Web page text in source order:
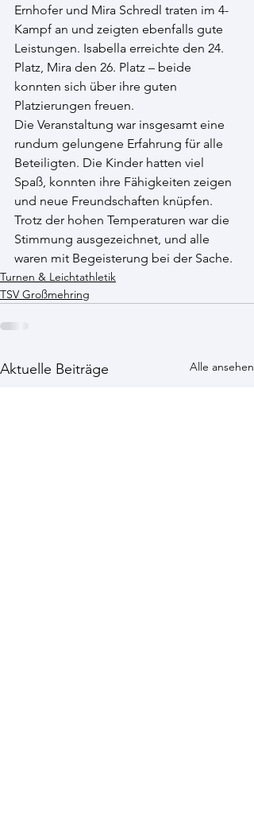
Ernhofer und Mira Schredl traten im 4-
Kampf an und zeigten ebenfalls gute
Leistungen. Isabella erreichte den 24.
Platz, Mira den 26. Platz – beide
konnten sich über ihre guten
Platzierungen freuen.
Die Veranstaltung war insgesamt eine
rundum gelungene Erfahrung für alle
Beteiligten. Die Kinder hatten viel
Spaß, konnten ihre Fähigkeiten zeigen
und neue Freundschaften knüpfen.
Trotz der hohen Temperaturen war die
Stimmung ausgezeichnet, und alle
waren mit Begeisterung bei der Sache.
Turnen & Leichtathletik
TSV Großmehring
Aktuelle Beiträge Alle ansehen